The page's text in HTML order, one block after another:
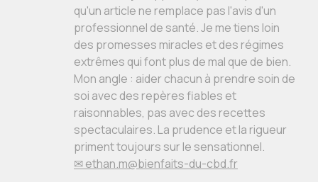
qu'un article ne remplace pas l'avis d'un
professionnel de santé. Je me tiens loin
des promesses miracles et des régimes
extrêmes qui font plus de mal que de bien.
Mon angle : aider chacun à prendre soin de
soi avec des repères fiables et
raisonnables, pas avec des recettes
spectaculaires. La prudence et la rigueur
priment toujours sur le sensationnel.
✉ ethan.m@bienfaits-du-cbd.fr